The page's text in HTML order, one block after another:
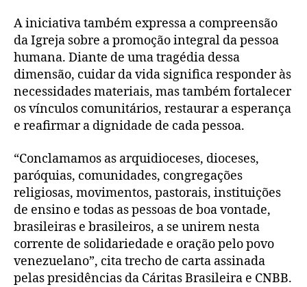
A iniciativa também expressa a compreensão
da Igreja sobre a promoção integral da pessoa
humana. Diante de uma tragédia dessa
dimensão, cuidar da vida significa responder às
necessidades materiais, mas também fortalecer
os vínculos comunitários, restaurar a esperança
e reafirmar a dignidade de cada pessoa.
“Conclamamos as arquidioceses, dioceses,
paróquias, comunidades, congregações
religiosas, movimentos, pastorais, instituições
de ensino e todas as pessoas de boa vontade,
brasileiras e brasileiros, a se unirem nesta
corrente de solidariedade e oração pelo povo
venezuelano”, cita trecho de carta assinada
pelas presidências da Cáritas Brasileira e CNBB.